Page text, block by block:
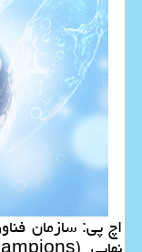
اچ پی: سازمان